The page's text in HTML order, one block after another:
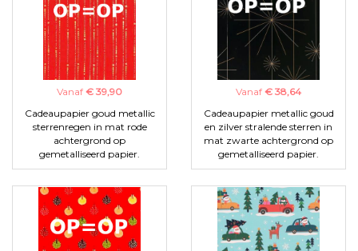
Vanaf € 39,90
Cadeaupapier goud metallic
sterrenregen in mat rode
achtergrond op
gemetalliseerd papier.
Vanaf € 38,64
Cadeaupapier metallic goud
en zilver stralende sterren in
mat zwarte achtergrond op
gemetalliseerd papier.